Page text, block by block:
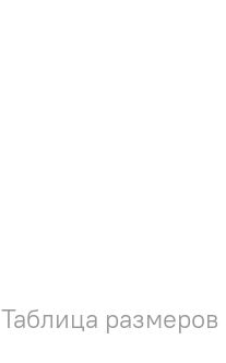
Таблица размеров